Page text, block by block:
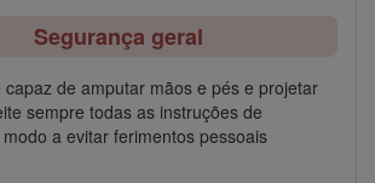
Segurança geral
capaz de amputar mãos e pés e projetar
sempre todas as instruções de
a evitar ferimentos pessoais